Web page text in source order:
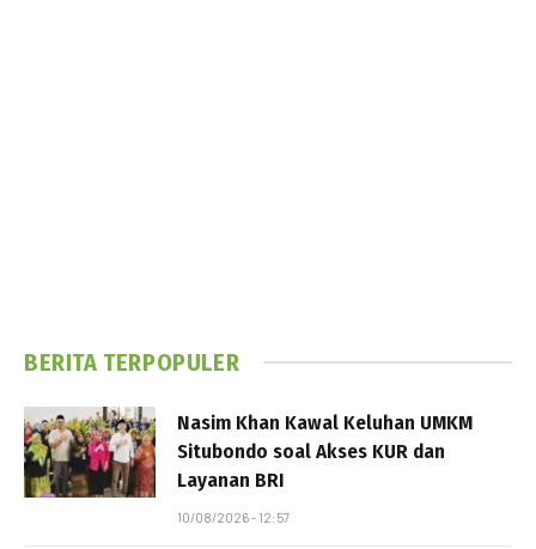
BERITA TERPOPULER
Nasim Khan Kawal Keluhan UMKM
Situbondo soal Akses KUR dan
Layanan BRI
10/08/2026 - 12:57